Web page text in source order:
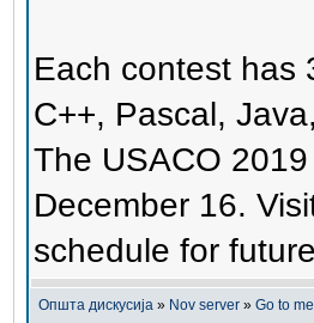
Each contest has
C++, Pascal,
The USACO
December 16.
schedule for
Општа дискусија » Nov server » Go to